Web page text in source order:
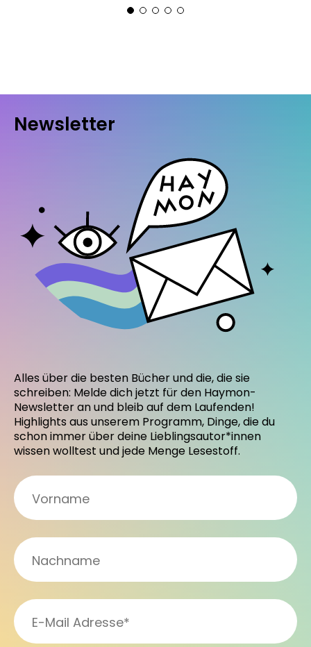
Newsletter
Alles über die besten Bücher und die, die sie
schreiben: Melde dich jetzt für den Haymon-
Newsletter an und bleib auf dem Laufenden!
Highlights aus unserem Programm, Dinge, die du
schon immer über deine Lieblingsautor*innen
wissen wolltest und jede Menge Lesestoff.